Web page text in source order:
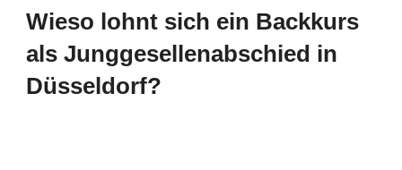
Wieso lohnt sich ein Backkurs
als Junggesellenabschied in
Düsseldorf?